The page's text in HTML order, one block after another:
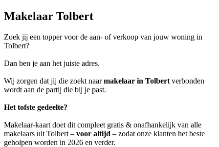
Makelaar Tolbert
Zoek jij een topper voor de aan- of verkoop van jouw woning in
Tolbert?
Dan ben je aan het juiste adres.
Wij zorgen dat jij die zoekt naarmakelaar in Tolbert verbonden
wordt aan de partij die bij je past.
Het tofste gedeelte?
Makelaar-kaart doet dit compleet gratis & onafhankelijk van alle
makelaars uit Tolbert – voor altijd – zodat onze klanten het beste
geholpen worden in 2026 en verder.